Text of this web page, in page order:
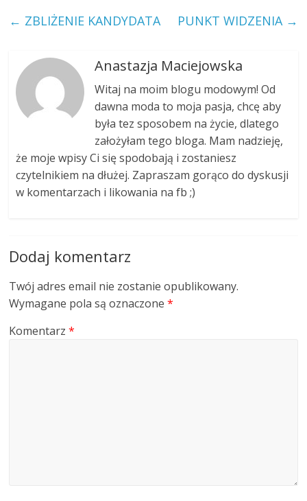
← ZBLIŻENIE KANDYDATA PUNKT WIDZENIA →
Anastazja Maciejowska
Witaj na moim blogu modowym! Od
dawna moda to moja pasja, chcę aby
była tez sposobem na życie, dlatego
założyłam tego bloga. Mam nadzieję,
że moje wpisy Ci się spodobają i zostaniesz
czytelnikiem na dłużej. Zapraszam gorąco do dyskusji
w komentarzach i likowania na fb ;)
Dodaj komentarz
Twój adres email nie zostanie opublikowany.
Wymagane pola są oznaczone*
Komentarz*